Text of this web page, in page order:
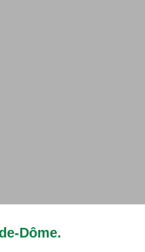
Dôme.